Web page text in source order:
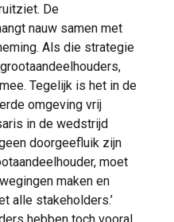
De
nauw samen met
Als die strategie
Tegelijk is het in de
omgeving vrij
in de wedstrijd
doorgeefluik zijn
moet
maken en
alle stakeholders.’